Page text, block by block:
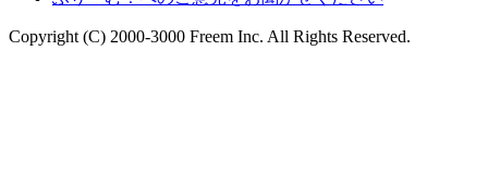
Copyright (C) 2000-3000 Freem Inc. All Rights Reserved.